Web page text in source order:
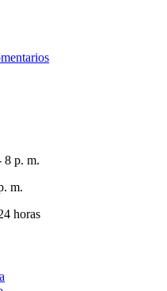
8 p. m.
m.
horas